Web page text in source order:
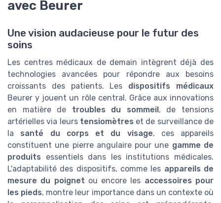
avec Beurer
Une vision audacieuse pour le futur des
soins
Les centres médicaux de demain intègrent déjà des
technologies avancées pour répondre aux besoins
croissants des patients. Les dispositifs médicaux
Beurer y jouent un rôle central. Grâce aux innovations
en matière de troubles du sommeil, de tensions
artérielles via leurs tensiomètres et de surveillance de
la santé du corps et du visage, ces appareils
constituent une pierre angulaire pour une gamme de
produits essentiels dans les institutions médicales.
L'adaptabilité des dispositifs, comme les appareils de
mesure du poignet ou encore les accessoires pour
les pieds, montre leur importance dans un contexte où